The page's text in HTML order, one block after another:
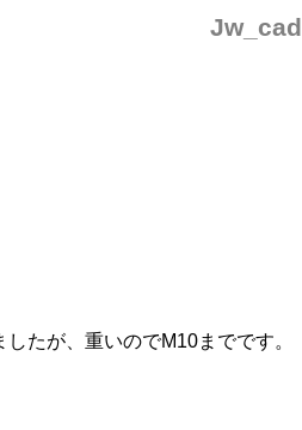
Jw_cad
たが、重いのでM10までです。